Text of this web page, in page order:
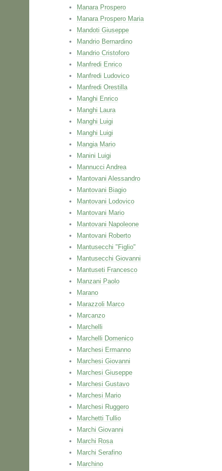
Manara Prospero
Manara Prospero Maria
Mandoti Giuseppe
Mandrio Bernardino
Mandrio Cristoforo
Manfredi Enrico
Manfredi Ludovico
Manfredi Orestilla
Manghi Enrico
Manghi Laura
Manghi Luigi
Manghi Luigi
Mangia Mario
Manini Luigi
Mannucci Andrea
Mantovani Alessandro
Mantovani Biagio
Mantovani Lodovico
Mantovani Mario
Mantovani Napoleone
Mantovani Roberto
Mantusecchi "Figlio"
Mantusecchi Giovanni
Mantuseti Francesco
Manzani Paolo
Marano
Marazzoli Marco
Marcanzo
Marchelli
Marchelli Domenico
Marchesi Ermanno
Marchesi Giovanni
Marchesi Giuseppe
Marchesi Gustavo
Marchesi Mario
Marchesi Ruggero
Marchetti Tullio
Marchi Giovanni
Marchi Rosa
Marchi Serafino
Marchino